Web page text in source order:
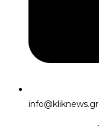
info@kliknews.gr